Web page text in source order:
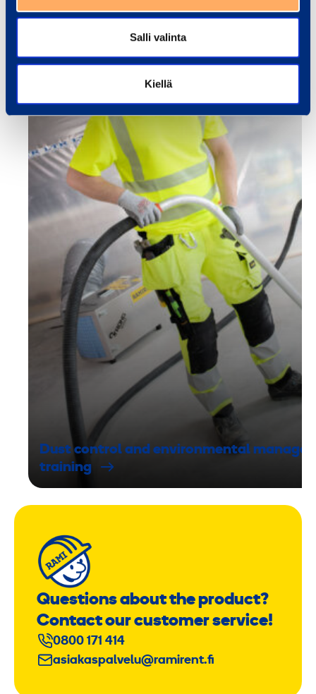
Salli valinta
Kiellä
Dust control and environmental
training
Questions about the product?
Contact our customer service!
0800 171 414
asiakaspalvelu@ramirent.fi